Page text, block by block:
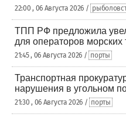
22:00 , 06 Августа 2026 /
ТПП РФ предложила
для операторов
21:45 , 06 Августа 2026 / порты
Транспортная
нарушения в угольном
21:30 , 06 Августа 2026 / порты